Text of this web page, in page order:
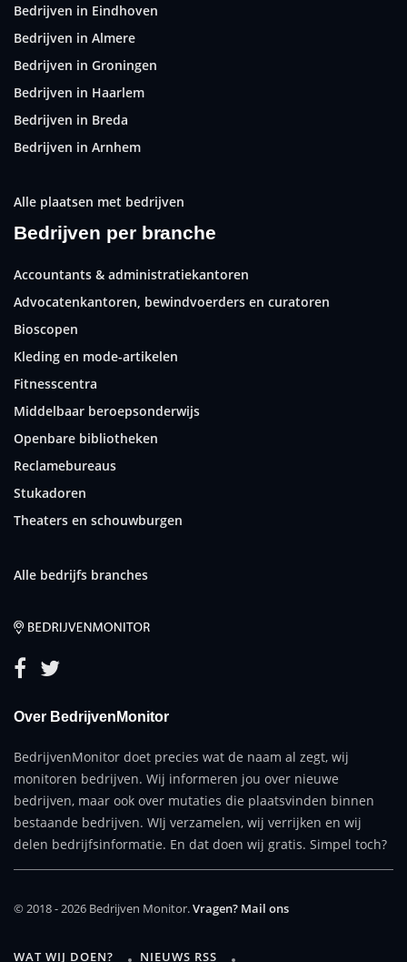
Bedrijven in Eindhoven
Bedrijven in Almere
Bedrijven in Groningen
Bedrijven in Haarlem
Bedrijven in Breda
Bedrijven in Arnhem
Alle plaatsen met bedrijven
Bedrijven per branche
Accountants & administratiekantoren
Advocatenkantoren, bewindvoerders en curatoren
Bioscopen
Kleding en mode-artikelen
Fitnesscentra
Middelbaar beroepsonderwijs
Openbare bibliotheken
Reclamebureaus
Stukadoren
Theaters en schouwburgen
Alle bedrijfs branches
Over BedrijvenMonitor
BedrijvenMonitor doet precies wat de naam al zegt, wij
monitoren bedrijven. Wij informeren jou over nieuwe
bedrijven, maar ook over mutaties die plaatsvinden binnen
bestaande bedrijven. WIj verzamelen, wij verrijken en wij
delen bedrijfsinformatie. En dat doen wij gratis. Simpel toch?
© 2018 - 2026 Bedrijven Monitor.Vragen? Mail ons
WAT WIJ DOEN? NIEUWS RSS